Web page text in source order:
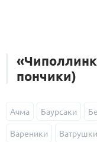
пончики)
Ачма Баурсаки
Вареники Ватрушки